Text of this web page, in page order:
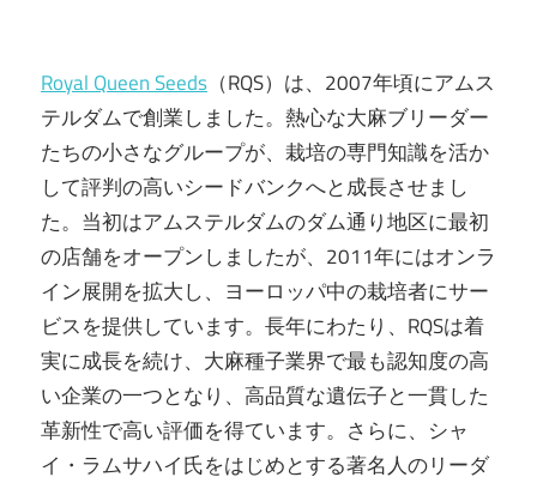
Royal Queen Seeds （RQS）は、2007年頃にアムス
テルダムで創業しました。熱心な大麻ブリーダー
たちの小さなグループが、栽培の専門知識を活か
して評判の高いシードバンクへと成長させまし
た。当初はアムステルダムのダム通り地区に最初
の店舗をオープンしましたが、2011年にはオンラ
イン展開を拡大し、ヨーロッパ中の栽培者にサー
ビスを提供しています。長年にわたり、RQSは着
実に成長を続け、大麻種子業界で最も認知度の高
い企業の一つとなり、高品質な遺伝子と一貫した
革新性で高い評価を得ています。さらに、シャ
イ・ラムサハイ氏をはじめとする著名人のリーダ